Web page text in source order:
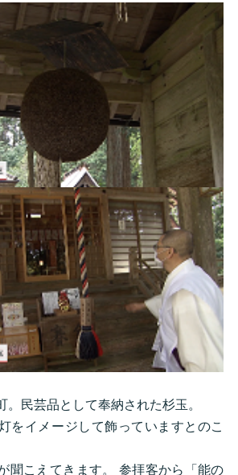
。民芸品として奉納された杉玉。
をイメージして飾っていますとのこ
聞こえてきます。 参拝客から「能の